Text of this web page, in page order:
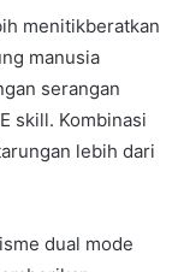
menitikberatkan
manusia
serangan
skill. Kombinasi
lebih dari
dual mode